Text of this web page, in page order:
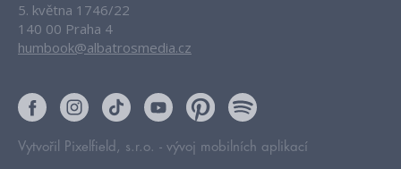
5. května 1746/22
140 00 Praha 4
humbook@albatrosmedia.cz
Vytvořil Pixelfield, s.r.o. - vývoj mobilních aplikací